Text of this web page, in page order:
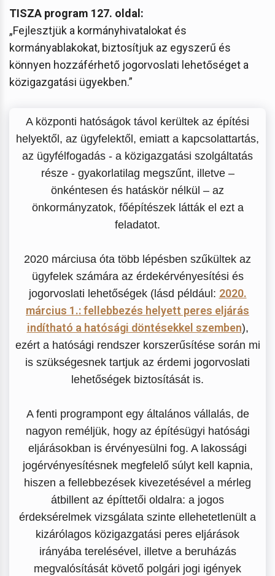
TISZA program 127. oldal:
„Fejlesztjük a kormányhivatalokat és
kormányablakokat, biztosítjuk az egyszerű és
könnyen hozzáférhető jogorvoslati lehetőséget a
közigazgatási ügyekben.”
A központi hatóságok távol kerültek az építési
helyektől, az ügyfelektől, emiatt a kapcsolattartás,
az ügyfélfogadás - a közigazgatási szolgáltatás
része - gyakorlatilag megszűnt, illetve –
önkéntesen és hatáskör nélkül – az
önkormányzatok, főépítészek látták el ezt a
feladatot.
2020 márciusa óta több lépésben szűkültek az
ügyfelek számára az érdekérvényesítési és
jogorvoslati lehetőségek (lásd például: 2020.
március 1.: fellebbezés helyett peres eljárás
indítható a hatósági döntésekkel szemben),
ezért a hatósági rendszer korszerűsítése során mi
is szükségesnek tartjuk az érdemi jogorvoslati
lehetőségek biztosítását is.
A fenti programpont egy általános vállalás, de
nagyon reméljük, hogy az építésügyi hatósági
eljárásokban is érvényesülni fog. A lakossági
jogérvényesítésnek megfelelő súlyt kell kapnia,
hiszen a fellebbezések kivezetésével a mérleg
átbillent az építtetői oldalra: a jogos
érdeksérelmek vizsgálata szinte ellehetetlenült a
kizárólagos közigazgatási peres eljárások
irányába terelésével, illetve a beruházás
megvalósítását követő polgári jogi igények